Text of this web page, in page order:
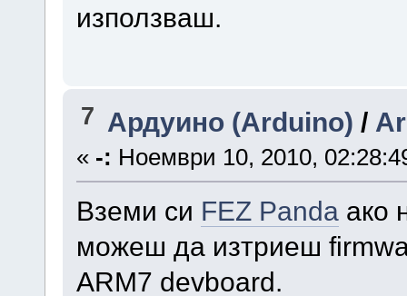
използваш.
7 Ардуино (Arduino) /
« -: Ноември 10, 2010,
Вземи си FEZ Pandaако
можеш да изтриеш
ARM7 devboard.